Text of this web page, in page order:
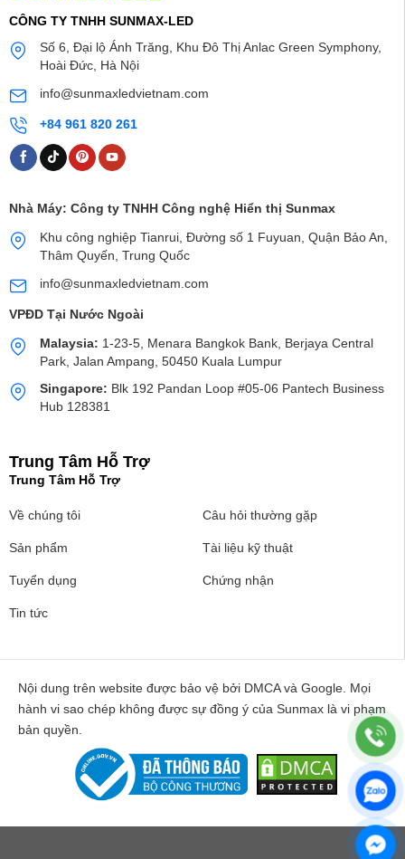
CÔNG TY TNHH SUNMAX-LED
Số 6, Đại lộ Ánh Trăng, Khu Đô Thị Anlac Green Symphony,
Hoài Đức, Hà Nội
info@sunmaxledvietnam.com
+84 961 820 261
Nhà Máy: Công ty TNHH Công nghệ Hiển thị Sunmax
Khu công nghiệp Tianrui, Đường số 1 Fuyuan, Quận Bảo An,
Thâm Quyến, Trung Quốc
info@sunmaxledvietnam.com
VPĐD Tại Nước Ngoài
Malaysia: 1-23-5, Menara Bangkok Bank, Berjaya Central
Park, Jalan Ampang, 50450 Kuala Lumpur
Singapore: Blk 192 Pandan Loop #05-06 Pantech Business
Hub 128381
Trung Tâm Hỗ Trợ
Trung Tâm Hỗ Trợ
Về chúng tôi
Sản phẩm
Tuyển dụng
Tin tức
Câu hỏi thường gặp
Tài liệu kỹ thuật
Chứng nhận
Nội dung trên website được bảo vệ bởi DMCA và Google. Mọi
hành vi sao chép không được sự đồng ý của Sunmax là vi phạm
bản quyền.